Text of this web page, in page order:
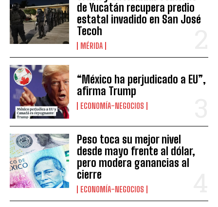
de Yucatán recupera predio
estatal invadido en San José
Tecoh
MÉRIDA
“México ha perjudicado a EU”,
afirma Trump
ECONOMÍA-NEGOCIOS
Peso toca su mejor nivel
desde mayo frente al dólar,
pero modera ganancias al
cierre
ECONOMÍA-NEGOCIOS